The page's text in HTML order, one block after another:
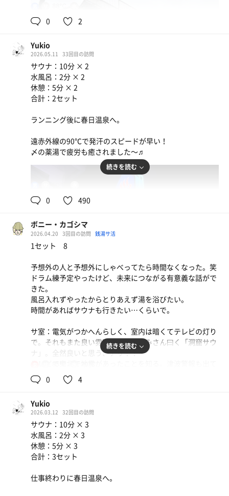
まぜそば
めっちゃあたりでした。
ポカリスエット
0 2
Yukio
2026.05.11 33回目の訪問
サウナ：10分 × 2
水風呂：2分 × 2
休憩：5分 × 2
合計：2セット
ランニング後に春日温泉へ。
遠赤外線の90℃で発汗のスピードが早い！
〆の薬湯で疲労も癒されました〜♬
続きを読む
0 490
ボニー・カゴシマ
2026.04.20 3回目の訪問 銭湯サ活
1セット 8
予想外の人と予想外にしゃべってたら時間なくなった。笑
ドラム練予定やったけど、未来につながる有意義な話がで
きた。
風呂入れずやったからとりあえず湯を浴びたい。
時間があればサウナも行きたい…くらいで。
サ室：電気がつかへんらしく、室内は暗くてテレビの灯り
で。それもまた良い雰囲気で、おかみさん曰く「洞窟サウ
ナ」。全然良いと思う、アリ！！
て…被害がありませんように…
普段地上波見ぃひんから、ニュースに疎くなる。
水風呂：サ室にそんなに長く入ったわけじゃないけど、こ
の後半身浴での休憩やから、ちょっと長めに冷やす。
休憩：半身浴〜気持ちいい〜けど時間がない〜笑
が良い。気さくに話してくれる。
続きを読む
0 4
Yukio
2026.03.12 32回目の訪問
サウナ：10分 × 3
水風呂：2分 × 3
休憩：5分 × 3
合計：3セット
仕事終わりに春日温泉へ。